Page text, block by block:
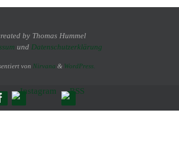
by Thomas Hummel
und Datenschutzerklärung
von Nirvana & WordPress.